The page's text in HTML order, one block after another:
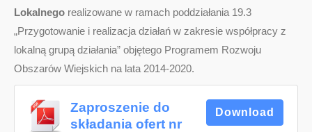
Lokalnego realizowane w ramach poddziałania 19.3
„Przygotowanie i realizacja działań w zakresie współpracy z
lokalną grupą działania” objętego Programem Rozwoju
Obszarów Wiejskich na lata 2014-2020.
Zaproszenie do
składania ofert nr
Download